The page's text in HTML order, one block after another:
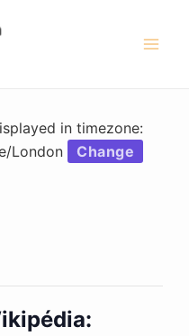
in timezone:
London
Change